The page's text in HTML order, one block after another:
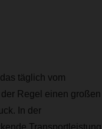
täglich vom
Regel einen großen
In der
Transportleistung